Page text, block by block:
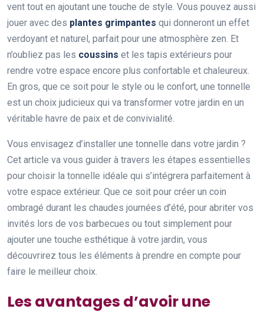
vent tout en ajoutant une touche de style. Vous pouvez aussi
jouer avec des plantes grimpantes qui donneront un effet
verdoyant et naturel, parfait pour une atmosphère zen. Et
n’oubliez pas les coussins et les tapis extérieurs pour
rendre votre espace encore plus confortable et chaleureux.
En gros, que ce soit pour le style ou le confort, une tonnelle
est un choix judicieux qui va transformer votre jardin en un
véritable havre de paix et de convivialité.
Vous envisagez d’installer une tonnelle dans votre jardin ?
Cet article va vous guider à travers les étapes essentielles
pour choisir la tonnelle idéale qui s’intégrera parfaitement à
votre espace extérieur. Que ce soit pour créer un coin
ombragé durant les chaudes journées d’été, pour abriter vos
invités lors de vos barbecues ou tout simplement pour
ajouter une touche esthétique à votre jardin, vous
découvrirez tous les éléments à prendre en compte pour
faire le meilleur choix.
Les avantages d’avoir une